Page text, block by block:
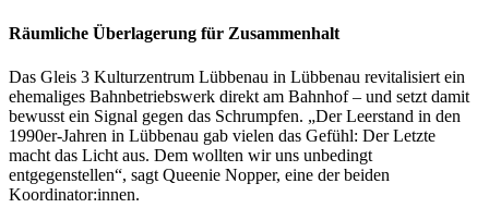
Räumliche Überlagerung für Zusammenhalt
Das Gleis 3 Kulturzentrum Lübbenau in Lübbenau revitalisiert ein
ehemaliges Bahnbetriebswerk direkt am Bahnhof – und setzt damit
bewusst ein Signal gegen das Schrumpfen. „Der Leerstand in den
1990er-Jahren in Lübbenau gab vielen das Gefühl: Der Letzte
macht das Licht aus. Dem wollten wir uns unbedingt
entgegenstellen“, sagt Queenie Nopper, eine der beiden
Koordinator:innen.